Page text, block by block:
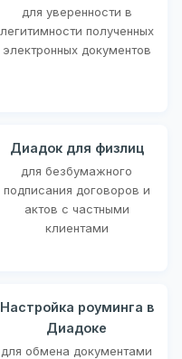
для уверенности в
легитимности полученных
электронных документов
Диадок для физлиц
для безбумажного
подписания договоров и
актов с частными
клиентами
Настройка роуминга в
Диадоке
для обмена документами